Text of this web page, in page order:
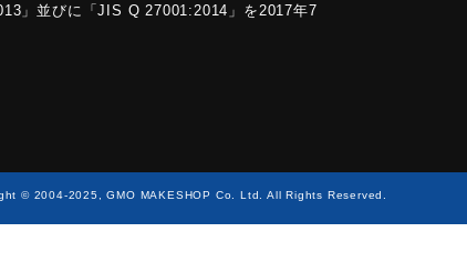
」並びに「JIS Q 27001:2014」を2017年7
© 2004-2025, GMO MAKESHOP Co. Ltd. All Rights Reserved.